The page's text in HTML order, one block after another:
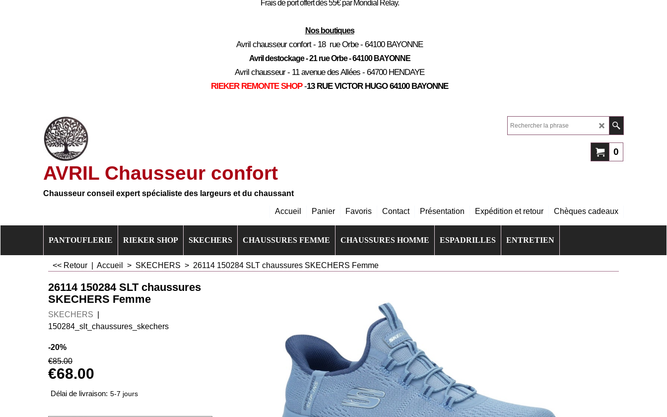
Frais de port offert dès 55€ par Mondial Relay.
Nos boutiques
Avril chausseur confort - 18 rue Orbe - 64100 BAYONNE
Avril destockage - 21 rue Orbe - 64100 BAYONNE
Avril chausseur - 11 avenue des Allées - 64700 HENDAYE
RIEKER REMONTE SHOP -13 RUE VICTOR HUGO 64100 BAYONNE
AVRIL Chausseur confort
Chausseur conseil expert spécialiste des largeurs et du chaussant
0
Accueil Panier Favoris Contact Présentation Expédition et retour Chèques cadeaux
PANTOUFLERIE RIEKER SHOP SKECHERS CHAUSSURES FEMME CHAUSSURES HOMME ESPADRILLES ENTRETIEN
<< Retour Accueil > SKECHERS > 26114 150284 SLT chaussures SKECHERS Femme
26114 150284 SLT chaussures
SKECHERS Femme
SKECHERS
150284_slt_chaussures_skechers
-20%
€85.00
€68.00
Délai de livraison: 5-7 jours